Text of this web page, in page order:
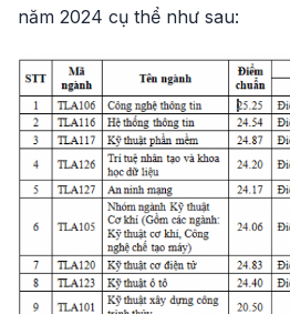
năm 2024 cụ thể như sau: